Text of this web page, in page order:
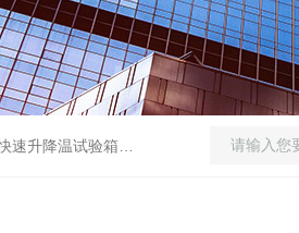
振动台等各类环境仪器和力学试验设备。